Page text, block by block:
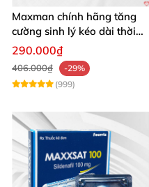
Maxman chính hãng tăng
cường sinh lý kéo dài thời
gian xuất tinh
290.000₫
406.000₫
-29%
(999)